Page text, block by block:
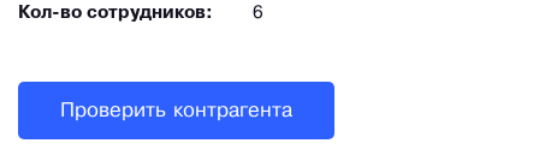
Кол-во сотрудников: 6
Проверить контрагента